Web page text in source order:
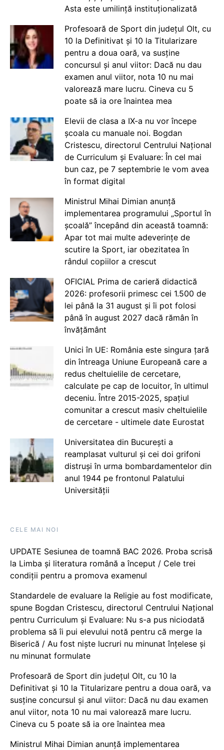
Asta este umilință instituționalizată
Profesoară de Sport din județul Olt, cu
10 la Definitivat și 10 la Titularizare
pentru a doua oară, va susține
concursul și anul viitor: Dacă nu dau
examen anul viitor, nota 10 nu mai
valorează mare lucru. Cineva cu 5
poate să ia ore înaintea mea
Elevii de clasa a IX-a nu vor începe
școala cu manuale noi. Bogdan
Cristescu, directorul Centrului Național
de Curriculum și Evaluare: În cel mai
bun caz, pe 7 septembrie le vom avea
în format digital
Ministrul Mihai Dimian anunță
implementarea programului „Sportul în
școală” începând din această toamnă:
Apar tot mai multe adeverințe de
scutire la Sport, iar obezitatea în
rândul copiilor a crescut
OFICIAL Prima de carieră didactică
2026: profesorii primesc cei 1.500 de
lei până la 31 august și îi pot folosi
până în august 2027 dacă rămân în
învățământ
Unici în UE: România este singura țară
din întreaga Uniune Europeană care a
redus cheltuielile de cercetare,
calculate pe cap de locuitor, în ultimul
deceniu. Între 2015-2025, spațiul
comunitar a crescut masiv cheltuielile
de cercetare - ultimele date Eurostat
Universitatea din București a
reamplasat vulturul și cei doi grifoni
distruși în urma bombardamentelor din
anul 1944 pe frontonul Palatului
Universității
CELE MAI NOI
UPDATE Sesiunea de toamnă BAC 2026. Proba scrisă
la Limba și literatura română a început / Cele trei
condiții pentru a promova examenul
Standardele de evaluare la Religie au fost modificate,
spune Bogdan Cristescu, directorul Centrului Național
pentru Curriculum și Evaluare: Nu s-a pus niciodată
problema să îi pui elevului notă pentru că merge la
Biserică / Au fost niște lucruri nu minunat înțelese și
nu minunat formulate
Profesoară de Sport din județul Olt, cu 10 la
Definitivat și 10 la Titularizare pentru a doua oară, va
susține concursul și anul viitor: Dacă nu dau examen
anul viitor, nota 10 nu mai valorează mare lucru.
Cineva cu 5 poate să ia ore înaintea mea
Ministrul Mihai Dimian anunță implementarea